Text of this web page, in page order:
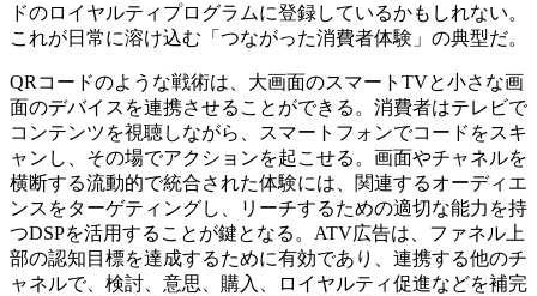
ドのロイヤルティプログラムに登録しているかもしれない。
これが日常に溶け込む「つながった消費者体験」の典型だ。
QRコードのような戦術は、大画面のスマートTVと小さな画
面のデバイスを連携させることができる。消費者はテレビで
コンテンツを視聴しながら、スマートフォンでコードをスキ
ャンし、その場でアクションを起こせる。画面やチャネルを
横断する流動的で統合された体験には、関連するオーディエ
ンスをターゲティングし、リーチするための適切な能力を持
つDSPを活用することが鍵となる。ATV広告は、ファネル上
部の認知目標を達成するために有効であり、連携する他のチ
ャネルで、検討、意思、購入、ロイヤルティ促進などを補完